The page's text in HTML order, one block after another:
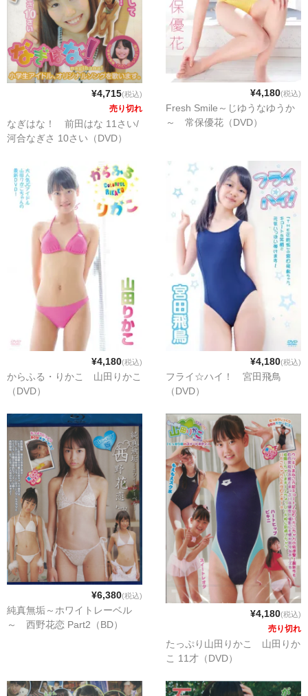
¥4,715(税込)
売り切れ
なぎはな！ 前田はな 11さい/
河合なぎさ 10さい（DVD）
¥4,180(税込)
Fresh Smile～じゆうなゆうか
～ 常保優花（DVD）
¥4,180(税込)
からふる・りかこ 山田りかこ
（DVD）
¥4,180(税込)
フライ☆ハイ！ 宮田飛鳥
（DVD）
¥6,380(税込)
純真無垢～ホワイトレーベル
～ 西野花恋 Part2（BD）
¥4,180(税込)
売り切れ
たっぷり山田りかこ 山田りか
こ 11才（DVD）